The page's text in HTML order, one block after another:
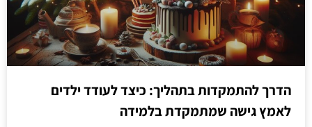
הדרך להתמקדות בתהליך: כיצד לעודד ילדים
לאמץ גישה שמתמקדת בלמידה